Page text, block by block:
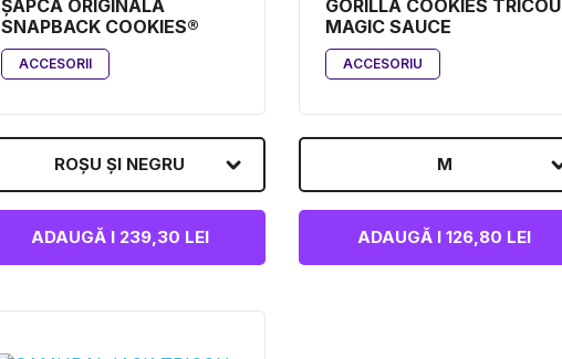
ȘAPCĂ ORIGINALĂ
SNAPBACK COOKIES®
ACCESORII
ROȘU ȘI NEGRU
ADAUGĂ I 239,30 LEI
GORILLA COOKIES TRICOU
MAGIC SAUCE
ACCESORIU
M
ADAUGĂ I 126,80 LEI